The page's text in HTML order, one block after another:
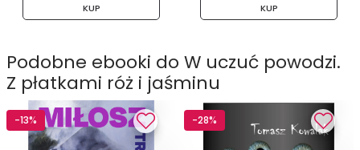
KUP KUP
Podobne ebooki do W uczuć powodzi.
Z płatkami róż i jaśminu
-13% -28%